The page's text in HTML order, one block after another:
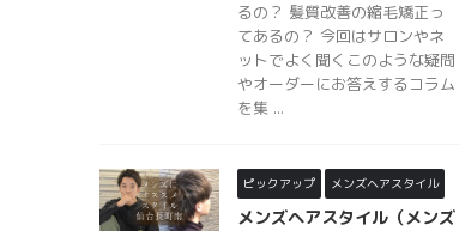
るの？ 髪質改善の縮毛矯正っ
てあるの？ 今回はサロンやネ
ットでよく聞くこのような疑問
やオーダーにお答えするコラム
を集 ...
ピックアップ メンズヘアスタイル
メンズヘアスタイル（メンズ